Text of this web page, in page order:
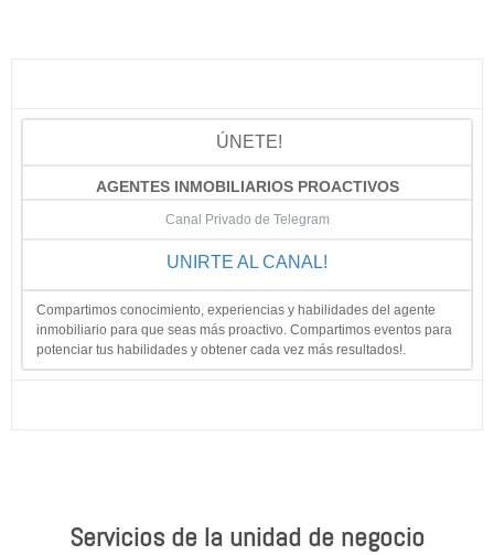
ÚNETE!
AGENTES INMOBILIARIOS PROACTIVOS
Canal Privado de Telegram
UNIRTE AL CANAL!
Compartimos conocimiento, experiencias y habilidades del agente
inmobiliario para que seas más proactivo. Compartimos eventos para
potenciar tus habilidades y obtener cada vez más resultados!.
Servicios de la unidad de negocio